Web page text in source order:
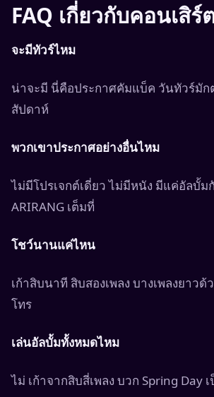
FAQ เกี่ยวกับคอนเสิร์
จะมีทัวร์ไหม
น่าจะมี นี่คือประกาศคัมแบ็ค วันทัวร์มัก
สัปดาห์
พวกเขาประกาศอย่างอื่นไหม
ไม่มีโปรเจกต์เดี่ยว ไม่มีหนัง มีแค่อัลบั้
ARIRANG เต็มที่
โชว์นานแค่ไหน
เก้าสิบนาที สิบสองเพลง บางเพลงยาวด้
โทร
เล่นอัลบั้มทั้งหมดไหม
ไม่ เก้าจากสิบสี่เพลง บวก Spring Day